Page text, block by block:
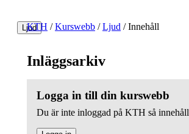
Ljud
KTH / Kurswebb / Ljud /Innehåll
Inläggsarkiv
Logga in till din kurswebb
Du är inte inloggad på KTH så